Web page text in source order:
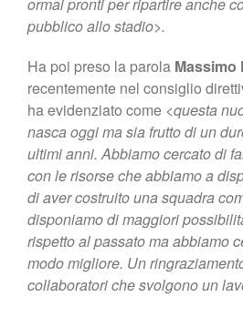
pubblico allo stadio>.
Ha poi preso la parola Massimo
recentemente nel consiglio
ha evidenziato come <questa
nasca oggi ma sia frutto di un
ultimi anni. Abbiamo cercato di
con le risorse che abbiamo a
di aver costruito una squadra
disponiamo di maggiori
rispetto al passato ma abbiamo
modo migliore. Un
collaboratori che svolgono un